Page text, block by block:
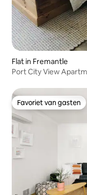
Flat in Fremantle
Port City View
Favoriet van gasten
Favoriet van gasten